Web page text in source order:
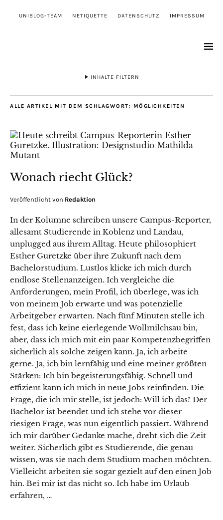
UNIBLOG-TEAM NETIQUETTE DATENSCHUTZ IMPRESSUM
INHALTE FILTERN
ALLE ARTIKEL MIT DEM SCHLAGWORT: MÖGLICHKEITEN
Wonach riecht Glück?
Veröffentlicht von Redaktion
In der Kolumne schreiben unsere Campus-Reporter,
allesamt Studierende in Koblenz und Landau,
unplugged aus ihrem Alltag. Heute philosophiert
Esther Guretzke über ihre Zukunft nach dem
Bachelorstudium. Lustlos klicke ich mich durch
endlose Stellenanzeigen. Ich vergleiche die
Anforderungen, mein Profil, ich überlege, was ich
von meinem Job erwarte und was potenzielle
Arbeitgeber erwarten. Nach fünf Minuten stelle ich
fest, dass ich keine eierlegende Wollmilchsau bin,
aber, dass ich mich mit ein paar Kompetenzbegriffen
sicherlich als solche zeigen kann. Ja, ich arbeite
gerne. Ja, ich bin lernfähig und eine meiner größten
Stärken: Ich bin begeisterungsfähig. Schnell und
effizient kann ich mich in neue Jobs reinfinden. Die
Frage, die ich mir stelle, ist jedoch: Will ich das? Der
Bachelor ist beendet und ich stehe vor dieser
riesigen Frage, was nun eigentlich passiert. Während
ich mir darüber Gedanke mache, dreht sich die Zeit
weiter. Sicherlich gibt es Studierende, die genau
wissen, was sie nach dem Studium machen möchten.
Vielleicht arbeiten sie sogar gezielt auf den einen Job
hin. Bei mir ist das nicht so. Ich habe im Urlaub
erfahren, …